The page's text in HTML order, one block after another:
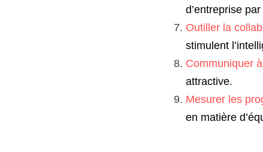
d’entreprise par
Outiller la
stimulent
Communiquer
attractive.
Mesurer les
en matière